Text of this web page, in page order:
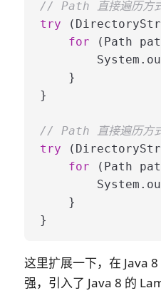
// Path 直接遍历方式
try
for (Path
    }
}
// Path 直接遍历
try
for (Path
    }
这里扩展一下，在 Java
强，引入了 Java 8 的